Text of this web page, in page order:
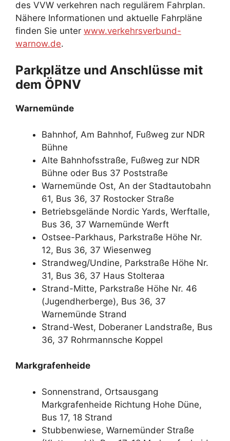
des VVW verkehren nach regulärem Fahrplan.
Nähere Informationen und aktuelle Fahrpläne
finden Sie unter www.verkehrsverbund-
warnow.de.
Parkplätze und Anschlüsse mit
dem ÖPNV
Warnemünde
Bahnhof, Am Bahnhof, Fußweg zur NDR
Bühne
Alte Bahnhofsstraße, Fußweg zur NDR
Bühne oder Bus 37 Poststraße
Warnemünde Ost, An der Stadtautobahn
61, Bus 36, 37 Rostocker Straße
Betriebsgelände Nordic Yards, Werftalle,
Bus 36, 37 Warnemünde Werft
Ostsee-Parkhaus, Parkstraße Höhe Nr.
12, Bus 36, 37 Wiesenweg
Strandweg/Undine, Parkstraße Höhe Nr.
31, Bus 36, 37 Haus Stolteraa
Strand-Mitte, Parkstraße Höhe Nr. 46
(Jugendherberge), Bus 36, 37
Warnemünde Strand
Strand-West, Doberaner Landstraße, Bus
36, 37 Rohrmannsche Koppel
Markgrafenheide
Sonnenstrand, Ortsausgang
Markgrafenheide Richtung Hohe Düne,
Bus 17, 18 Strand
Stubbenwiese, Warnemünder Straße